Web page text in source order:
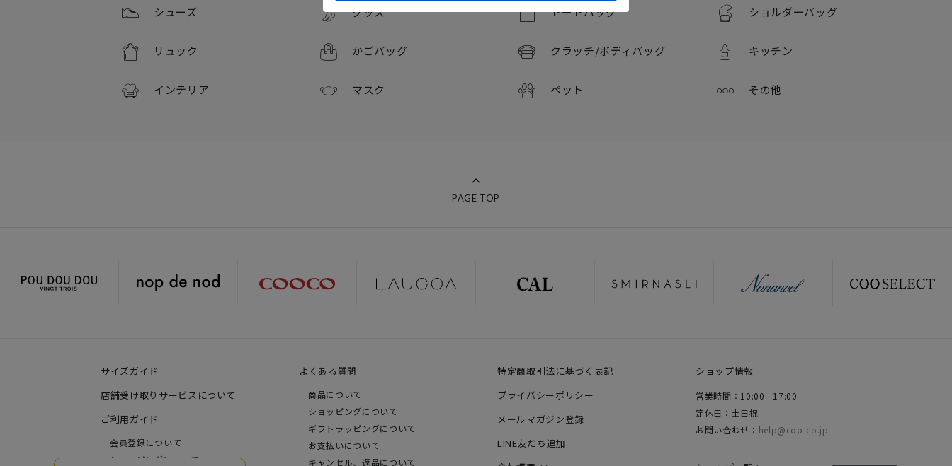
シューズ グッズ トートバッグ ショルダーバッグ
リュック かごバッグ クラッチ/ボディバッグ キッチン
インテリア マスク ペット その他
PAGE TOP
サイズガイド
店舗受け取りサービスについて
ご利用ガイド
会員登録について
ショッピングについて
よくある質問
商品について
ショッピングについて
ギフトラッピングについて
お支払いについて
キャンセル、返品について
特定商取引法に基づく表記
プライバシーポリシー
メールマガジン登録
LINE友だち追加
ショップ情報
営業時間：10:00 - 17:00
定休日：土日祝
お問い合わせ： help@coo-co.jp